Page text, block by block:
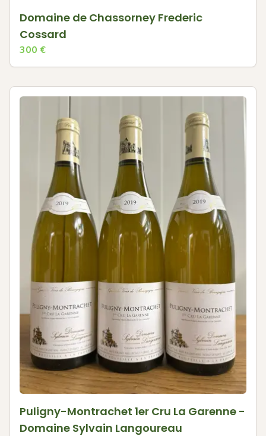
Domaine de Chassorney Frederic
Cossard
300 €
Puligny-Montrachet 1er Cru La Garenne -
Domaine Sylvain Langoureau